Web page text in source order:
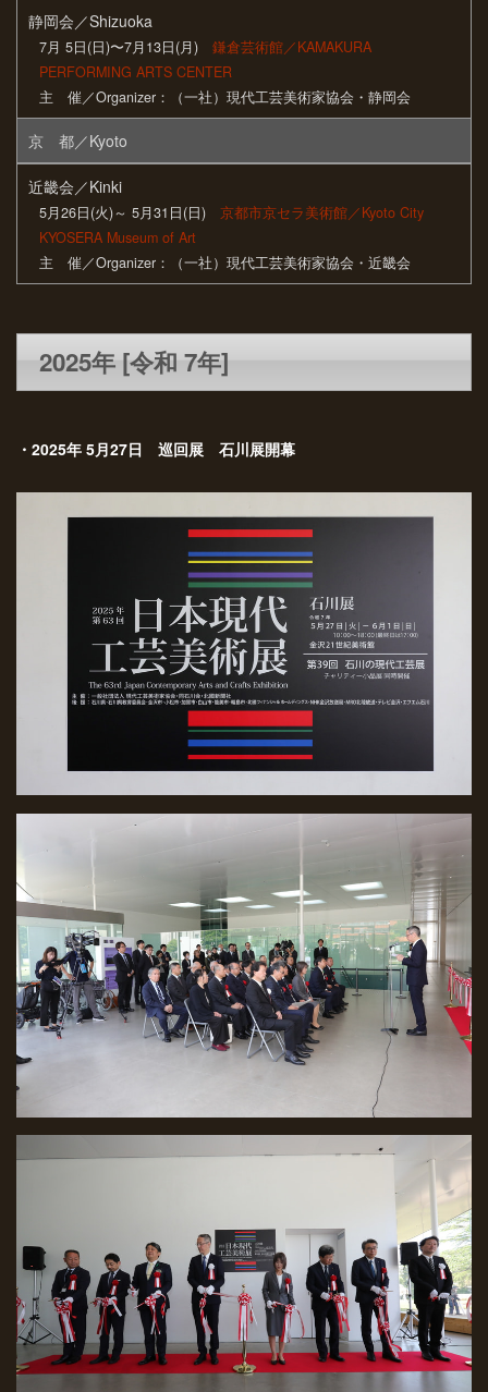
静岡会／Shizuoka
7月 5日(日)〜7月13日(月) 鎌倉芸術館／KAMAKURA
PERFORMING ARTS CENTER
主 催／Organizer：（一社）現代工芸美術家協会・静岡会
京 都／Kyoto
近畿会／Kinki
5月26日(火)～ 5月31日(日) 京都市京セラ美術館／Kyoto City
KYOSERA Museum of Art
主 催／Organizer：（一社）現代工芸美術家協会・近畿会
2025年 [令和 7年]
・2025年 5月27日 巡回展 石川展開幕